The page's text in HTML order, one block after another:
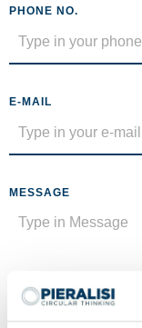
PHONE NO.
E-MAIL
MESSAGE